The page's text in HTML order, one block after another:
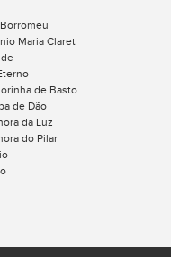
Maria Claret
de Basto
de Dão
da Luz
do Pilar